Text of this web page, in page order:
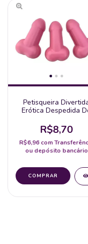
Petisqueira
Erótica Despedida
R$8,70
R$6,96 com
ou depósito bancário